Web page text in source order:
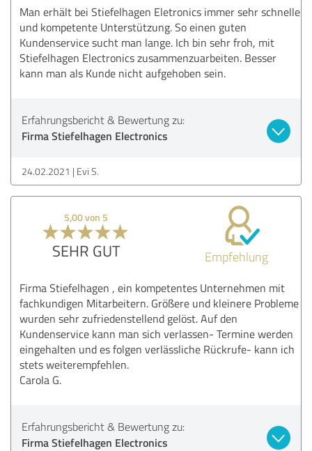
Man erhält bei Stiefelhagen Eletronics immer sehr schnelle
und kompetente Unterstützung. So einen guten
Kundenservice sucht man lange. Ich bin sehr froh, mit
Stiefelhagen Electronics zusammenzuarbeiten. Besser
kann man als Kunde nicht aufgehoben sein.
Erfahrungsbericht & Bewertung zu:
Firma Stiefelhagen Electronics
24.02.2021 Evi S.
5,00 von 5
SEHR GUT Empfehlung
Firma Stiefelhagen , ein kompetentes Unternehmen mit
fachkundigen Mitarbeitern. Größere und kleinere Probleme
wurden sehr zufriedenstellend gelöst. Auf den
Kundenservice kann man sich verlassen- Termine werden
eingehalten und es folgen verlässliche Rückrufe- kann ich
stets weiterempfehlen.
Carola G.
Erfahrungsbericht & Bewertung zu:
Firma Stiefelhagen Electronics